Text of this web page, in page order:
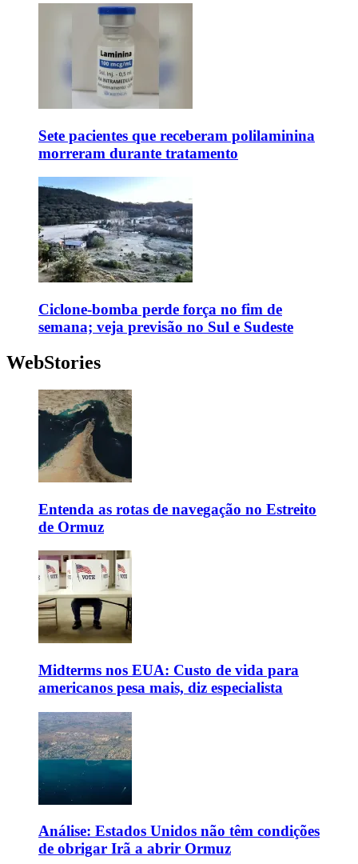
Sete pacientes que receberam polilaminina
morreram durante tratamento
Ciclone-bomba perde força no fim de
semana; veja previsão no Sul e Sudeste
WebStories
Entenda as rotas de navegação no Estreito
de Ormuz
Midterms nos EUA: Custo de vida para
americanos pesa mais, diz especialista
Análise: Estados Unidos não têm condições
de obrigar Irã a abrir Ormuz